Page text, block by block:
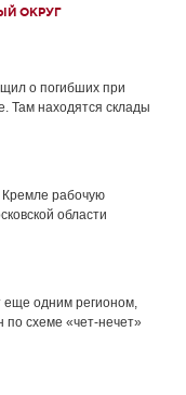
ОКРУГ
о погибших при
Там находятся склады
Кремле рабочую
области
еще одним регионом,
по схеме «чет-нечет»